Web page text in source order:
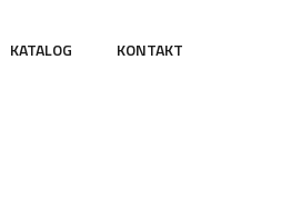
KATALOG KONTAKT